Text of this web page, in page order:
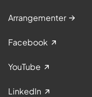
Arrangementer
Facebook
YouTube
LinkedIn